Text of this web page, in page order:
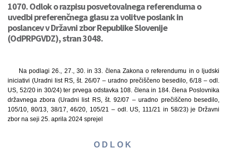
1070. Odlok o razpisu posvetovalnega referenduma o
uvedbi preferenčnega glasu za volitve poslank in
poslancev v Državni zbor Republike Slovenije
(OdPRPGVDZ), stran 3048.
Na podlagi 26., 27., 30. in 33. člena Zakona o referendumu in o ljudski
iniciativi (Uradni list RS, št. 26/07 – uradno prečiščeno besedilo, 6/18 – odl.
US, 52/20 in 30/24) ter prvega odstavka 108. člena in 184. člena Poslovnika
državnega zbora (Uradni list RS, št. 92/07 – uradno prečiščeno besedilo,
105/10, 80/13, 38/17, 46/20, 105/21 – odl. US, 111/21 in 58/23) je Državni
zbor na seji 25. aprila 2024 sprejel
O D L O K